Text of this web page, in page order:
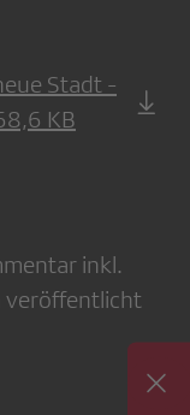
Stadt -
KB
inkl.
veröffentlicht